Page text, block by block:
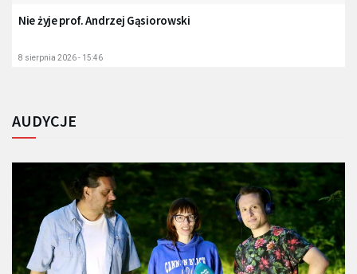
Nie żyje prof. Andrzej Gąsiorowski
8 sierpnia 2026 - 15:46
AUDYCJE